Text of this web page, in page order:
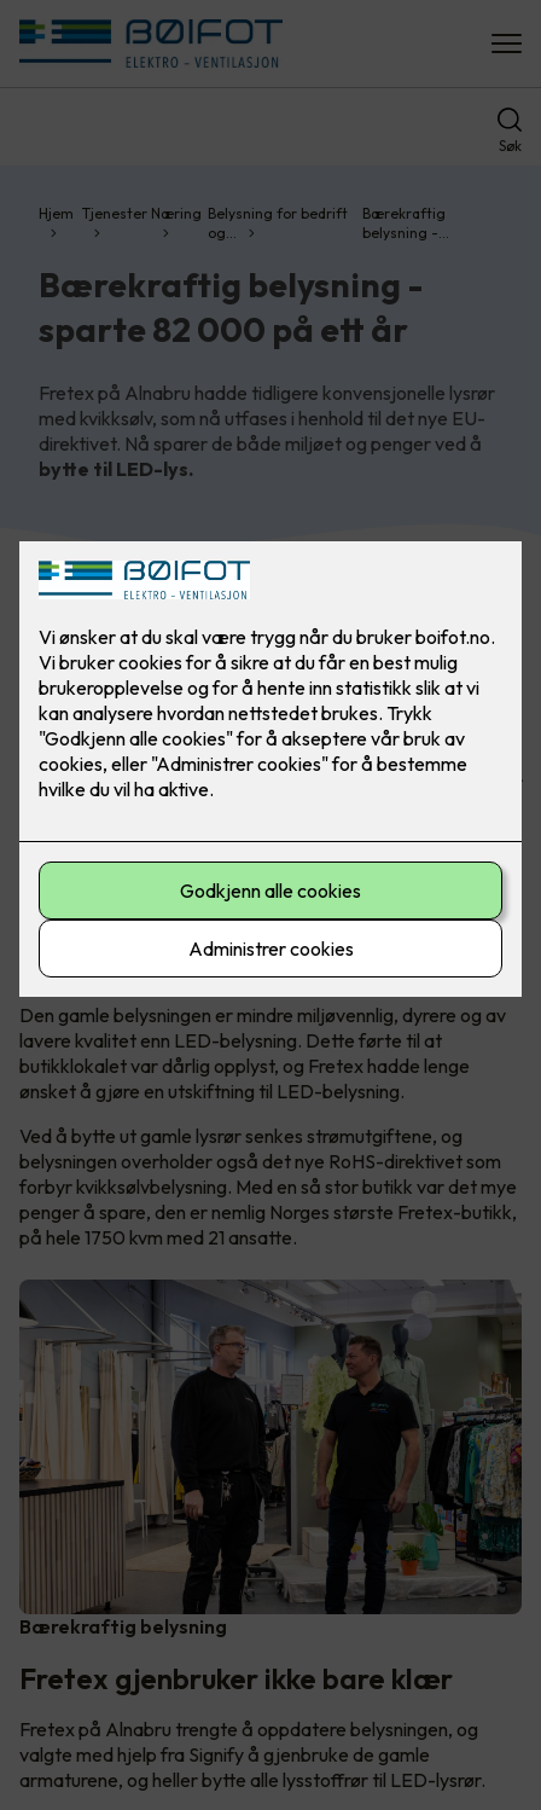
Søk
Hjem Tjenester Næring Belysning for bedrift
og…
Bærekraftig
belysning -…
Bærekraftig belysning -
sparte 82 000 på ett år
Fretex på Alnabru hadde tidligere konvensjonelle lysrør
med kvikksølv, som nå utfases i henhold til det nye EU-
direktivet. Nå sparer de både miljøet og penger ved å
bytte til LED-lys.
Butikken har spart masse penger på å bytte ut gamle lysrør
Utgått belysning måtte erstattes
Lysarmaturene i Fretex-butikken på Alnabru hadde
konvensjonelle lysstoffrør som inneholdt kvikksølv.
Den gamle belysningen er mindre miljøvennlig, dyrere og av
lavere kvalitet enn LED-belysning. Dette førte til at
butikklokalet var dårlig opplyst, og Fretex hadde lenge
ønsket å gjøre en utskiftning til LED-belysning.
Ved å bytte ut gamle lysrør senkes strømutgiftene, og
belysningen overholder også det nye RoHS-direktivet som
forbyr kvikksølvbelysning. Med en så stor butikk var det mye
penger å spare, den er nemlig Norges største Fretex-butikk,
på hele 1750 kvm med 21 ansatte.
Bærekraftig belysning
Fretex gjenbruker ikke bare klær
Fretex på Alnabru trengte å oppdatere belysningen, og
valgte med hjelp fra Signify å gjenbruke de gamle
armaturene, og heller bytte alle lysstoffrør til LED-lysrør.